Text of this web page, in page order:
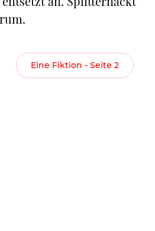
Eine Fiktion - Seite 2